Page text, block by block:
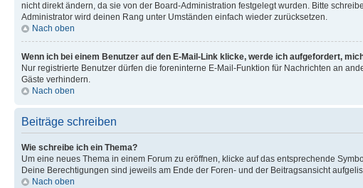
nicht direkt ändern, da sie von der Board-Administration festgelegt wurden. Bitte
Administrator wird deinen Rang unter Umständen einfach wieder zurücksetzen.
Nach oben
Wenn ich bei einem Benutzer auf den E-Mail-Link klicke, werde ich aufgefordert,
Nur registrierte Benutzer dürfen die foreninterne E-Mail-Funktion für Nachrichten an
Gäste verhindern.
Nach oben
Beiträge schreiben
Wie schreibe ich ein Thema?
Um eine neues Thema in einem Forum zu eröffnen, klicke auf das entsprechende
Deine Berechtigungen sind jeweils am Ende der Foren- und der Beitragsansicht
Nach oben